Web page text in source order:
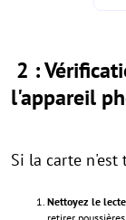
2 :
l'appareil
Si la carte n'est
Nettoyez le